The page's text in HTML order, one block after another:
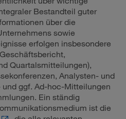
Bestandteil guter
über die
sowie
erfolgen insbesondere
Quartalsmitteilungen),
Analysten- und
und ggf. Ad-hoc-Mitteilungen
Ein ständig
ist die